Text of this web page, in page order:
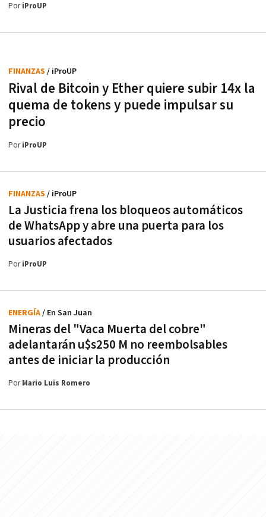
PoriProUP
Rival de Bitcoin y Ether quiere subir 14x la
quema de tokens y puede impulsar su
precio
FINANZAS / iProUP
PoriProUP
La Justicia frena los bloqueos automáticos
de WhatsApp y abre una puerta para los
usuarios afectados
FINANZAS / iProUP
PoriProUP
Mineras del "Vaca Muerta del cobre"
adelantarán u$s250 M no reembolsables
antes de iniciar la producción
ENERGÍA/ En San Juan
PorMario Luis Romero